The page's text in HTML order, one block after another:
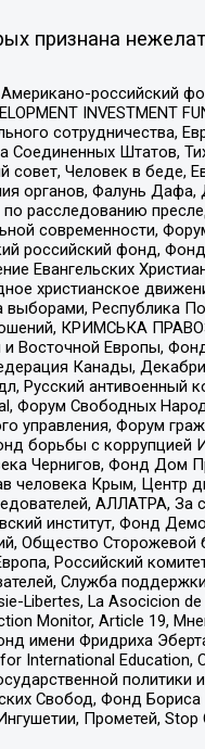
признана
российский
INVESTMENT
сотрудничества,
Штатов,
Человек в беде,
органов, Фалунь Дафа,
расследованию
современности,
российский фонд,
Евангельских
христианское
выборами, Республика
КРИМСЬКА
и Восточной Европы,
Канады,
Русский антивоенный
Форум Свободных
управления, Форум
борьбы с коррупцией
Чернигов, Фонд Дом
человека Крым, Центр
АЛЛАТРА, За
институт, Фонд
Общество Сторожевой
Российский
Служба
Libertes, La Asocicion de
Monitor, Article 19,
имени Фридриха
International Education,
политики
Свобод, Фонд
Прометей,